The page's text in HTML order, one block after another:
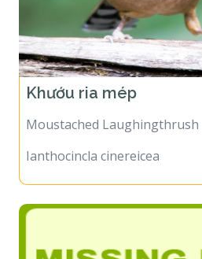
Khướu ria mép
Moustached Laughingthrush
Ianthocincla cinereicea